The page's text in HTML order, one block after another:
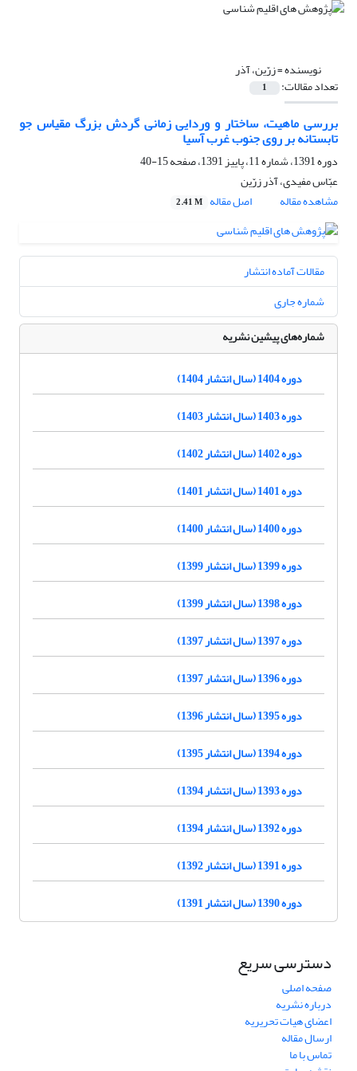
نویسنده =زرّین، آذر
تعداد مقالات: 1
بررسی ماهیت، ساختار و وردایی زمانی گردش بزرگ مقیاس جو
تابستانه بر روی جنوب غرب آسیا
دوره 1391، شماره 11، پاییز 1391، صفحه
15-40
عبّاس مفیدی، آذر زرّین
مشاهده مقاله
اصل مقاله 2.41 M
مقالات آماده انتشار
شماره جاری
شماره‌های پیشین نشریه
دوره 1404 (سال انتشار 1404)
دوره 1403 (سال انتشار 1403)
دوره 1402 (سال انتشار 1402)
دوره 1401 (سال انتشار 1401)
دوره 1400 (سال انتشار 1400)
دوره 1399 (سال انتشار 1399)
دوره 1398 (سال انتشار 1399)
دوره 1397 (سال انتشار 1397)
دوره 1396 (سال انتشار 1397)
دوره 1395 (سال انتشار 1396)
دوره 1394 (سال انتشار 1395)
دوره 1393 (سال انتشار 1394)
دوره 1392 (سال انتشار 1394)
دوره 1391 (سال انتشار 1392)
دوره 1390 (سال انتشار 1391)
دسترسی سریع
صفحه اصلی
درباره نشریه
اعضای هیات تحریریه
ارسال مقاله
تماس با ما